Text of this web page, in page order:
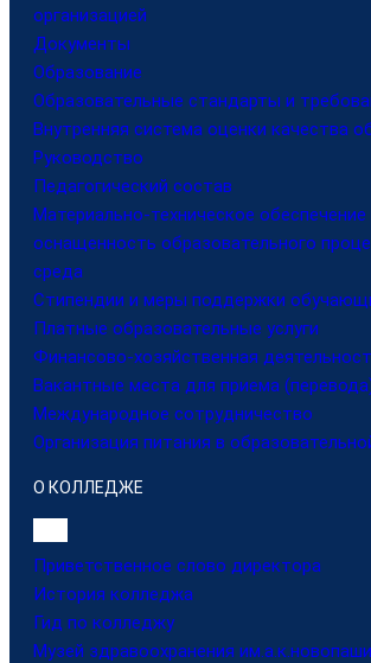
организацией
Документы
Образование
Образовательные стандарты и
Внутренняя система оценки качества
Руководство
Педагогический состав
Материально-техническое обеспечение
оснащенность образовательного
среда
Стипендии и меры поддержки
Платные образовательные услуги
Финансово-хозяйственная
Вакантные места для приема
Международное сотрудничество
Организация питания в
О КОЛЛЕДЖЕ
Приветственное слово директора
История колледжа
Гид по колледжу
Музей здравоохранения